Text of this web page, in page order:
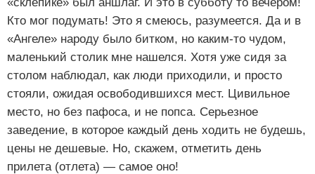
Кто мог подумать! Это я смеюсь, разумеется. Да и в
«Ангеле» народу было битком, но каким-то чудом,
маленький столик мне нашелся. Хотя уже сидя за
столом наблюдал, как люди приходили, и просто
стояли, ожидая освободившихся мест. Цивильное
место, но без пафоса, и не попса. Серьезное
заведение, в которое каждый день ходить не будешь,
цены не дешевые. Но, скажем, отметить день
прилета (отлета) — самое оно!